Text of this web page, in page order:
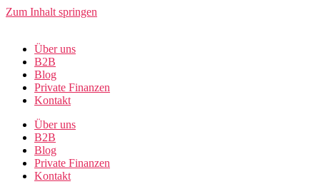
Zum Inhalt springen
Über uns
B2B
Blog
Private Finanzen
Kontakt
Über uns
B2B
Blog
Private Finanzen
Kontakt